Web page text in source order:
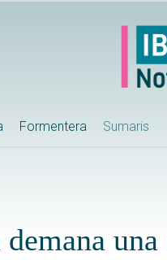
Formentera Sumaris
demana